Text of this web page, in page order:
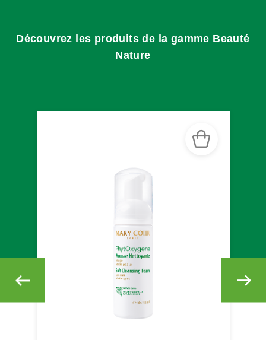
Découvrez les produits de la gamme Beauté
Nature